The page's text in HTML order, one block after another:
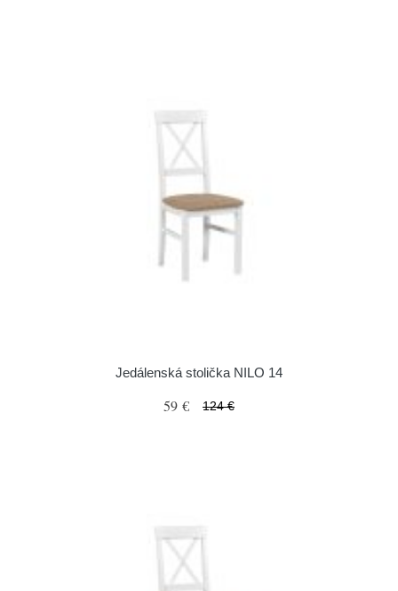
Jedálenská stolička NILO 14
59 € 124 €